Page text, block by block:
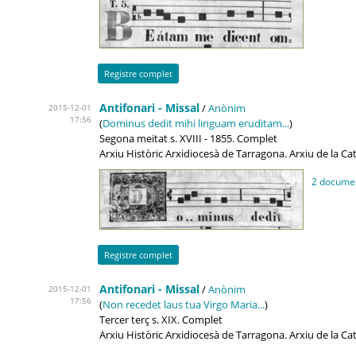
Registre complet
2015-12-01
17:56
Antifonari - Missal/Anònim
(Dominus dedit mihi linguam eruditam...)
Segona meitat s. XVIII - 1855. Complet
Arxiu Històric Arxidiocesà de Tarragona. Arxiu de la
2
Registre complet
2015-12-01
17:56
Antifonari - Missal/Anònim
(Non recedet laus tua Virgo Maria...)
Tercer terç s. XIX. Complet
Arxiu Històric Arxidiocesà de Tarragona. Arxiu de la